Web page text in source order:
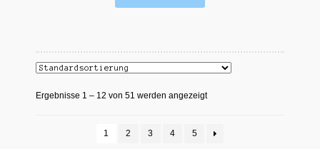
Ergebnisse 1 – 12 von 51 werden angezeigt
1 2 3 4 5